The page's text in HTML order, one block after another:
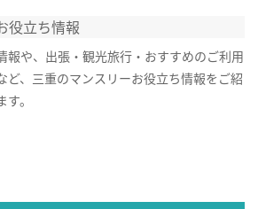
役立ち情報
報や、出張・観光旅行・おすすめのご利用
ど、三重のマンスリーお役立ち情報をご紹
。